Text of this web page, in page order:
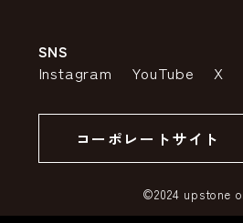
特定商取引法の表示
SSLサーバー証明書とは
SNS
Instagram YouTube X
コーポレートサイト
©2024 upstone